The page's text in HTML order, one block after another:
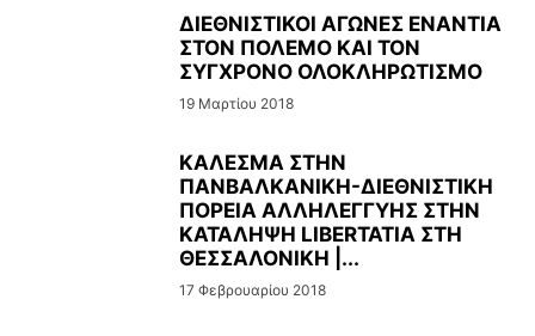
ΔΙΕΘΝΙΣΤΙΚΟΙ ΑΓΩΝΕΣ ΕΝΑΝΤΙΑ
ΣΤΟΝ ΠΟΛΕΜΟ ΚΑΙ ΤΟΝ
ΣΥΓΧΡΟΝΟ ΟΛΟΚΛΗΡΩΤΙΣΜΟ
19 Μαρτίου 2018
ΚΑΛΕΣΜΑ ΣΤΗΝ
ΠΑΝΒΑΛΚΑΝΙΚΗ-ΔΙΕΘΝΙΣΤΙΚΗ
ΠΟΡΕΙΑ ΑΛΛΗΛΕΓΓΥΗΣ ΣΤΗΝ
ΚΑΤΑΛΗΨΗ LIBERTATIA ΣΤΗ
ΘΕΣΣΑΛΟΝΙΚΗ |...
17 Φεβρουαρίου 2018